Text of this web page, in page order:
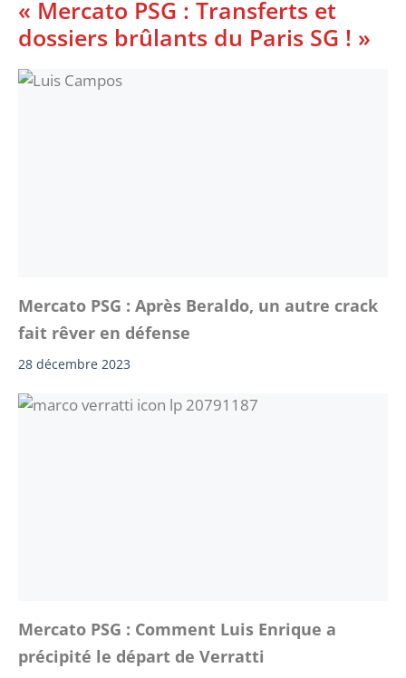
« Mercato PSG : Transferts et
dossiers brûlants du Paris SG ! »
Mercato PSG : Après Beraldo, un autre crack
fait rêver en défense
28 décembre 2023
Mercato PSG : Comment Luis Enrique a
précipité le départ de Verratti